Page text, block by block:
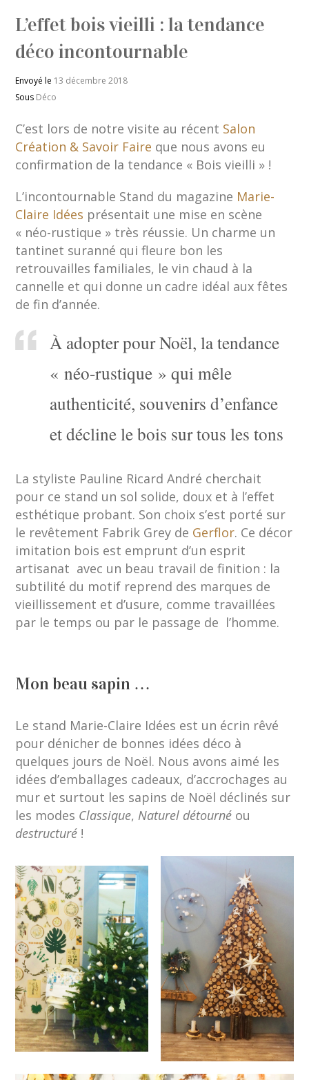
L’effet bois vieilli : la tendance
déco incontournable
Envoyé le 13 décembre 2018
Sous Déco
C’est lors de notre visite au récent Salon
Création & Savoir Faire que nous avons eu
confirmation de la tendance « Bois vieilli » !
L’incontournable Stand du magazine Marie-
Claire Idées présentait une mise en scène
« néo-rustique » très réussie. Un charme un
tantinet suranné qui fleure bon les
retrouvailles familiales, le vin chaud à la
cannelle et qui donne un cadre idéal aux fêtes
de fin d’année.
À adopter pour Noël, la tendance
« néo-rustique » qui mêle
authenticité, souvenirs d’enfance
et décline le bois sur tous les tons
La styliste Pauline Ricard André cherchait
pour ce stand un sol solide, doux et à l’effet
esthétique probant. Son choix s’est porté sur
le revêtement Fabrik Grey de Gerflor. Ce décor
imitation bois est emprunt d’un esprit
artisanat avec un beau travail de finition : la
subtilité du motif reprend des marques de
vieillissement et d’usure, comme travaillées
par le temps ou par le passage de l’homme.
Mon beau sapin …
Le stand Marie-Claire Idées est un écrin rêvé
pour dénicher de bonnes idées déco à
quelques jours de Noël. Nous avons aimé les
idées d’emballages cadeaux, d’accrochages au
mur et surtout les sapins de Noël déclinés sur
les modes Classique, Naturel détourné ou
destructuré !